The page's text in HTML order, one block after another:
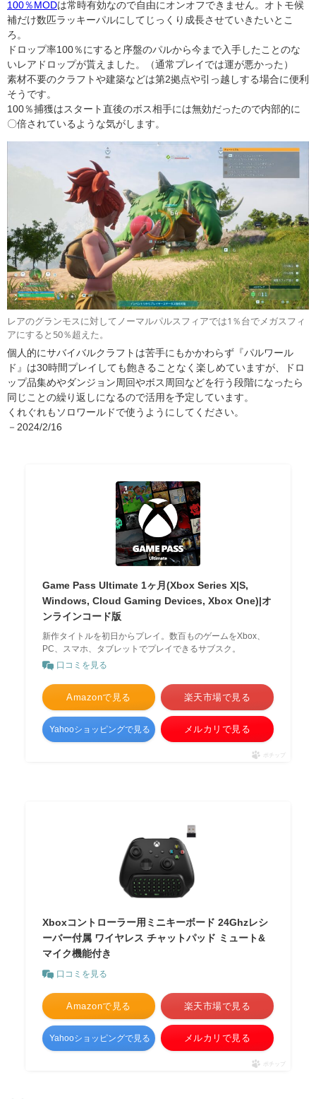
100％MODは常時有効なので自由にオンオフできません。オトモ候
補だけ数匹ラッキーパルにしてじっくり成長させていきたいとこ
ろ。
ドロップ率100％にすると序盤のパルから今まで入手したことのな
いレアドロップが貰えました。（通常プレイでは運が悪かった）
素材不要のクラフトや建築などは第2拠点や引っ越しする場合に便利
そうです。
100％捕獲はスタート直後のボス相手には無効だったので内部的に
〇倍されているような気がします。
レアのグランモスに対してノーマルパルスフィアでは1％台でメガスフィ
アにすると50％超えた。
個人的にサバイバルクラフトは苦手にもかかわらず『パルワール
ド』は30時間プレイしても飽きることなく楽しめていますが、ドロ
ップ品集めやダンジョン周回やボス周回などを行う段階になったら
同じことの繰り返しになるので活用を予定しています。
くれぐれもソロワールドで使うようにしてください。
－2024/2/16
Game Pass Ultimate 1ヶ月(Xbox Series X|S,
Windows, Cloud Gaming Devices, Xbox One)|オ
ンラインコード版
新作タイトルを初日からプレイ。数百ものゲームをXbox、
PC、スマホ、タブレットでプレイできるサブスク。
口コミを見る
Amazonで見る 楽天市場で見る
Yahooショッピングで見る メルカリで見る
ポチップ
Xboxコントローラー用ミニキーボード 24Ghzレシ
ーバー付属 ワイヤレス チャットパッド ミュート&
マイク機能付き
口コミを見る
Amazonで見る 楽天市場で見る
Yahooショッピングで見る メルカリで見る
ポチップ